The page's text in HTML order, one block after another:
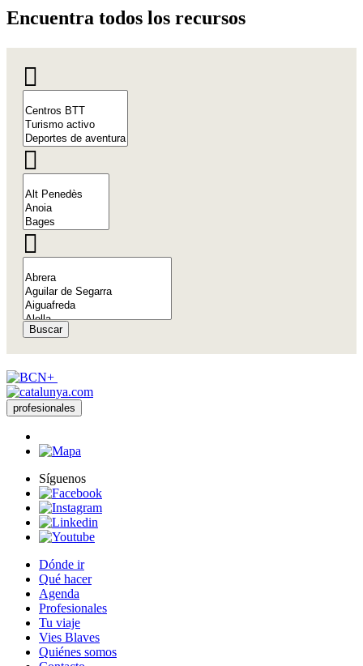
Encuentra todos los recursos
Buscar
profesionales
Síguenos
Dónde ir
Qué hacer
Agenda
Profesionales
Tu viaje
Vies Blaves
Quiénes somos